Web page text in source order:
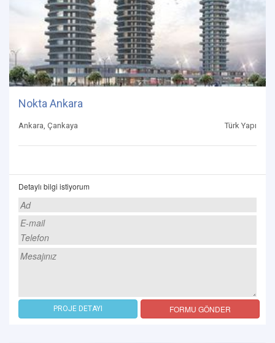
Nokta Ankara
Ankara, Çankaya Türk Yapı
Detaylı bilgi istiyorum
PROJE DETAYI FORMU GÖNDER